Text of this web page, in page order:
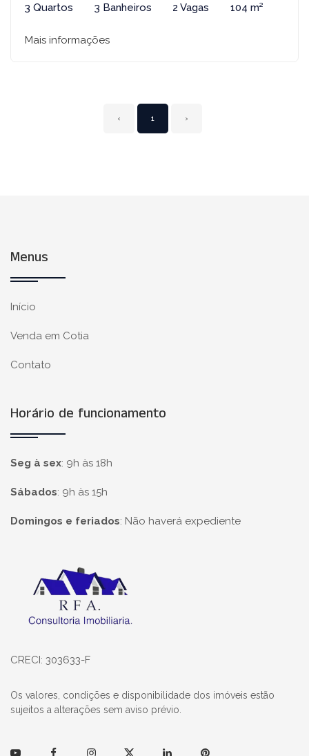
3 Quartos 3 Banheiros 2 Vagas 104 m²
Mais informações
‹ 1 ›
Menus
Início
Venda em Cotia
Contato
Horário de funcionamento
Seg à sex: 9h às 18h
Sábados: 9h às 15h
Domingos e feriados: Não haverá expediente
Página inicial
CRECI: 303633-F
Os valores, condições e disponibilidade dos imóveis estão
sujeitos a alterações sem aviso prévio.
YoutubeFacebookInstagramTwitter LinkedinPinterest